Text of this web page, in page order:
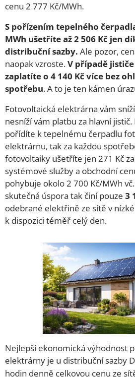
cenu 2 777 Kč/MWh.
S pořízením tepelného
MWh ušetříte až 2 506 Kč jen
distribuční sazby. Ale pozor,
naopak vzroste.V případě
zaplatíte o 4 140 Kč více bez
spotřebu. A to je ten kámen
Fotovoltaická elektrárna vám
nesníží vám platbu za hlavní
pořídíte k tepelnému čerpadlu
elektrárnu, tak za každou
fotovoltaiky ušetříte jen 271 Kč
systémové služby a obchodní
pohybuje okolo 2 700 Kč/MWh
skutečná úspora tak činí pouze 3
odebrané elektřině ze sítě v
k dispozici téměř celý den.
Nejlepší ekonomická výhodnost
elektrárny je u distribuční sazby
hodin denně celkovou cenu ze